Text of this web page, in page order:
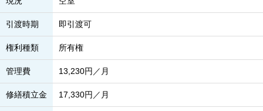
引渡時期 即引渡可
権利種類 所有権
管理費 13,230円／月
修繕積立金 17,330円／月